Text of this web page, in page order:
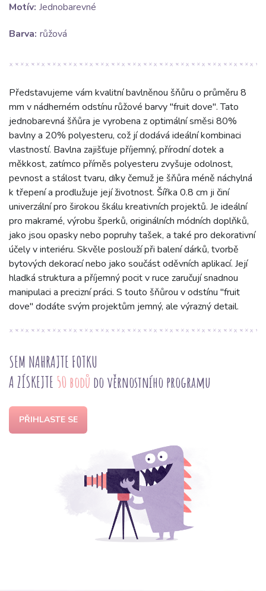
Motív: Jednobarevné
Barva: růžová
Představujeme vám kvalitní bavlněnou šňůru o průměru 8
mm v nádherném odstínu růžové barvy "fruit dove". Tato
jednobarevná šňůra je vyrobena z optimální směsi 80%
bavlny a 20% polyesteru, což jí dodává ideální kombinaci
vlastností. Bavlna zajišťuje příjemný, přírodní dotek a
měkkost, zatímco příměs polyesteru zvyšuje odolnost,
pevnost a stálost tvaru, díky čemuž je šňůra méně náchylná
k třepení a prodlužuje její životnost. Šířka 0.8 cm ji činí
univerzální pro širokou škálu kreativních projektů. Je ideální
pro makramé, výrobu šperků, originálních módních doplňků,
jako jsou opasky nebo popruhy tašek, a také pro dekorativní
účely v interiéru. Skvěle poslouží při balení dárků, tvorbě
bytových dekorací nebo jako součást oděvních aplikací. Její
hladká struktura a příjemný pocit v ruce zaručují snadnou
manipulaci a precizní práci. S touto šňůrou v odstínu "fruit
dove" dodáte svým projektům jemný, ale výrazný detail.
SEM NAHRAJTE FOTKU
A ZÍSKEJTE 50 bodů do věrnostního programu
PŘIHLASTE SE